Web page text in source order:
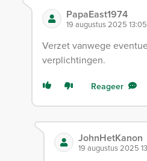
PapaEast1974
19 augustus 2025 13:05
Verzet vanwege
verplichtingen.
Reageer
JohnHetKanon
19 augustus 2025